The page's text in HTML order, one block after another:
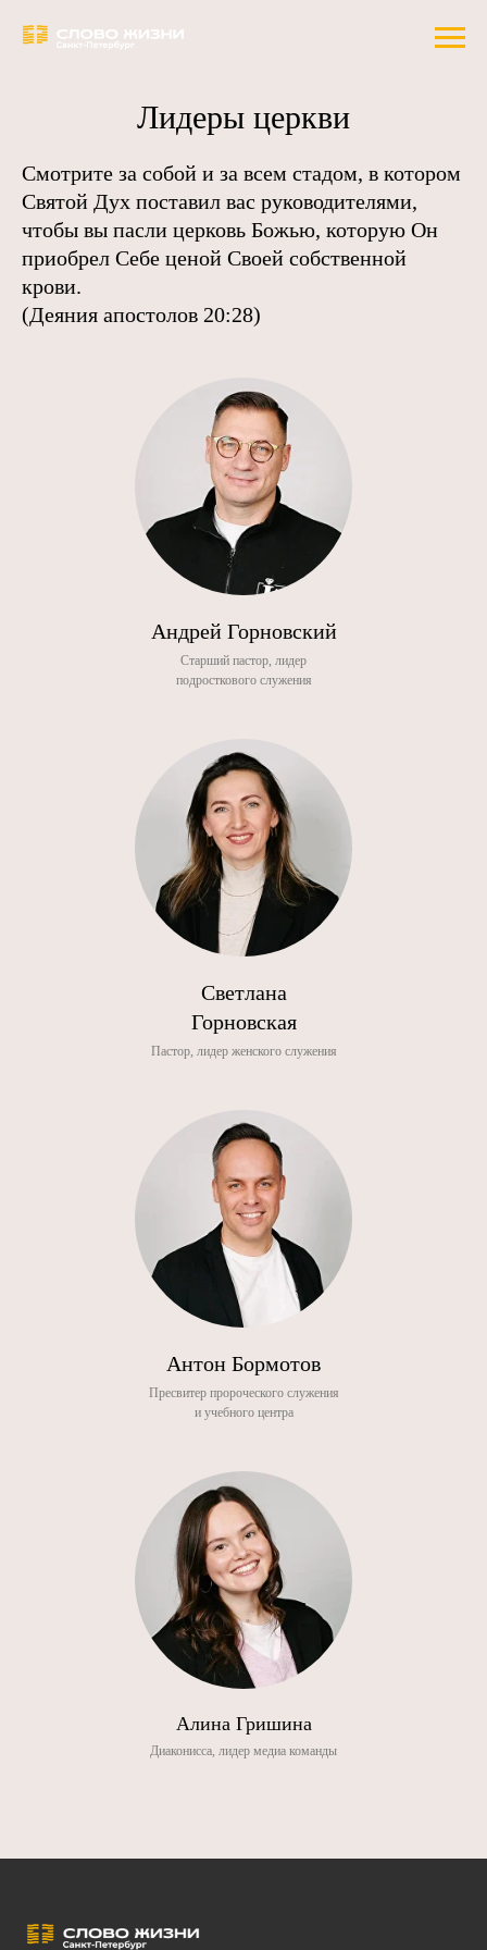
Лидеры церкви
Смотрите за собой и за всем стадом, в котором
Святой Дух поставил вас руководителями,
чтобы вы пасли церковь Божью, которую Он
приобрел Себе ценой Своей собственной
крови.
(Деяния апостолов 20:28)
Андрей Горновский
Старший пастор, лидер
подросткового служения
Светлана
Горновская
Пастор, лидер женского служения
Антон Бормотов
Пресвитер пророческого служения
и учебного центра
Алина Гришина
Диаконисса, лидер медиа команды